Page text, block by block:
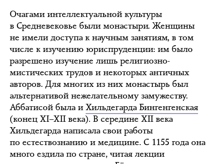
Очагами интеллектуальной культуры
в Средневековье были монастыри. Женщины
не имели доступа к научным занятиям, в том
числе к изучению юриспруденции: им было
разрешено изучение лишь религиозно-
мистических трудов и некоторых античных
авторов. Для многих из них монастырь был
альтернативой нежелательному замужеству.
Аббатисой была и Хильдегарда Бингенгенская
(конец XI–XII века). В середине XII века
Хильдегарда написала свои работы
по естествознанию и медицине. С 1155 года она
много ездила по стране, читая лекции